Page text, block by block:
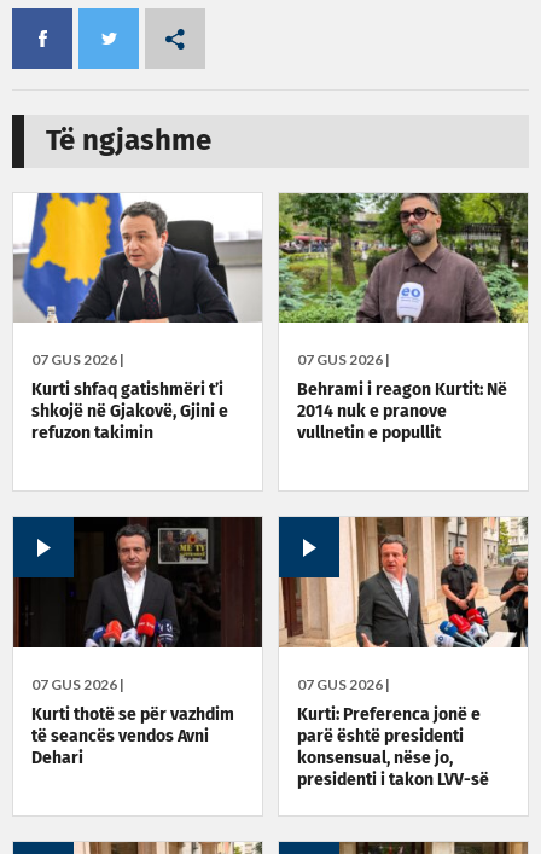
Të ngjashme
07 GUS 2026 |
Kurti shfaq gatishmëri t’i
shkojë në Gjakovë, Gjini e
refuzon takimin
07 GUS 2026 |
Behrami i reagon Kurtit: Në
2014 nuk e pranove
vullnetin e popullit
07 GUS 2026 |
Kurti thotë se për vazhdim
të seancës vendos Avni
Dehari
07 GUS 2026 |
Kurti: Preferenca jonë e
parë është presidenti
konsensual, nëse jo,
presidenti i takon LVV-së